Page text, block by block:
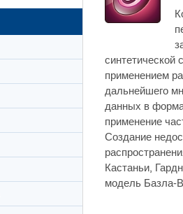
синтетической
применением
дальнейшего
данных в
применение
Создание
Кастаньи,
модель Базла-